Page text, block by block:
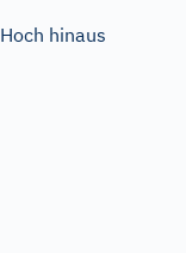
Hoch hinaus